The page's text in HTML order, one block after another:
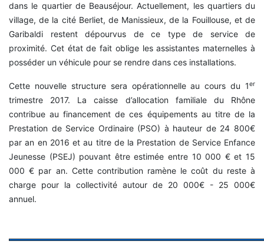
dans le quartier de Beauséjour. Actuellement, les quartiers du
village, de la cité Berliet, de Manissieux, de la Fouillouse, et de
Garibaldi restent dépourvus de ce type de service de
proximité. Cet état de fait oblige les assistantes maternelles à
posséder un véhicule pour se rendre dans ces installations.
Cette nouvelle structure sera opérationnelle au cours du 1er
trimestre 2017. La caisse d’allocation familiale du Rhône
contribue au financement de ces équipements au titre de la
Prestation de Service Ordinaire (PSO) à hauteur de 24 800€
par an en 2016 et au titre de la Prestation de Service Enfance
Jeunesse (PSEJ) pouvant être estimée entre 10 000 € et 15
000 € par an. Cette contribution ramène le coût du reste à
charge pour la collectivité autour de 20 000€ - 25 000€
annuel.